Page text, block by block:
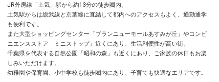
JR外房線「土気」駅から約13分の徒歩圏内。
土気駅からは総武線と京葉線に直結して都内へのアクセスもよく、通勤通学
も便利です。
また大型ショッピングセンター「ブランニューモールあすみが丘」やコンビ
ニエンスストア「ミニストップ」近くにあり、生活利便性が高い街。
千葉県を代表する自然公園「昭和の森」も近くにあり、ご家族の休日もお楽
しみいただけます。
幼稚園や保育園、小中学校も徒歩圏内にあり、子育ても快適なエリアです。